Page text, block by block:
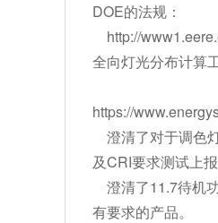
DOE的法规：
http://
全向灯光分布计算
https://
澄清了对于调色
及CRI要求测试上
澄清了11.7待机
有要求的产品。